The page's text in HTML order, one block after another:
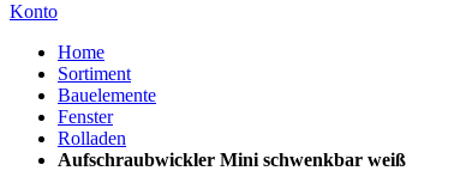
Konto
Home
Sortiment
Bauelemente
Fenster
Rolladen
Aufschraubwickler Mini schwenkbar weiß